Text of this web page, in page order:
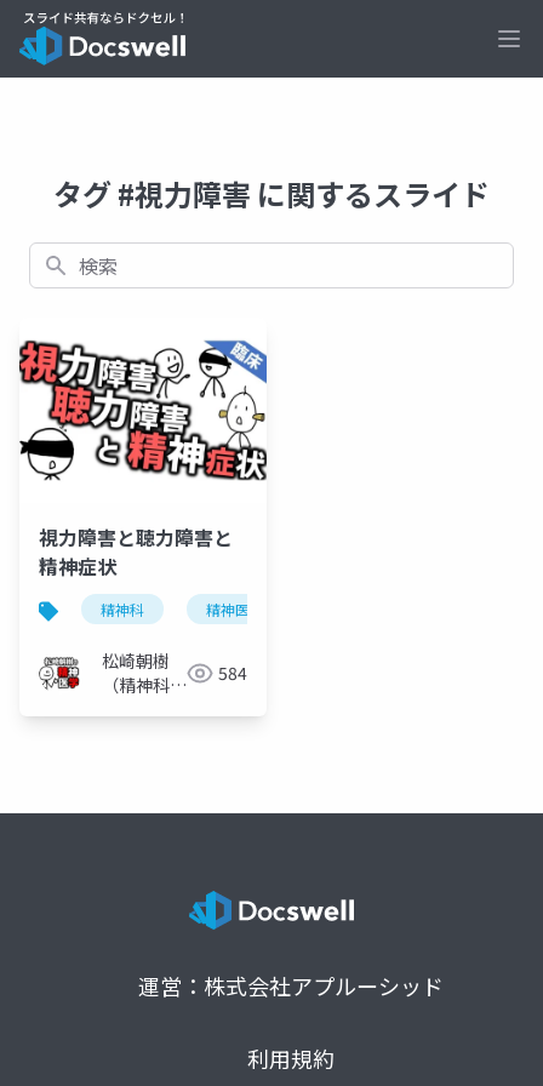
タグ #視力障害 に関するスライド
検索
視力障害と聴力障害と
精神症状
精神科 精神医学
松崎朝樹
（精神科
584
運営：株式会社アプルーシッド
利用規約